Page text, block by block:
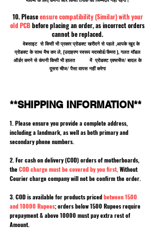
10. Pleaseensure compatibility (Similar) with your
old PCBbefore placing an order, as incorrect orders
cannot be replaced.
वेबसाइट से किसी भी प्रकार प्रोडक्ट खरीदने से पहले ,आपके खुद के
प्रोडक्ट के साथ मैच कर ले, (उदाहरण स्वरूप मदरबोर्ड/कैमरा ), गलत मॉडल
ऑर्डर करने से कंपनी किसी भी हालत में प्रोडक्ट एक्सचेंज/ बादल के
दूसरा चीज/ पैसा वापस नहीं करेगा
**SHIPPING INFORMATION**
1. Please ensure you provide a complete address,
including a landmark, as well as both primary and
secondary phone numbers.
2. For cash on delivery (COD) orders of motherboards,
theCOD charge must be covered by you first, Without
Courier charge company will not be confirm the order.
3. COD is available for products pricedbetween 1500
and 10000 Rupees; orders below 1500 Rupees require
prepayment & above 10000 must pay extra rest of
Amount.